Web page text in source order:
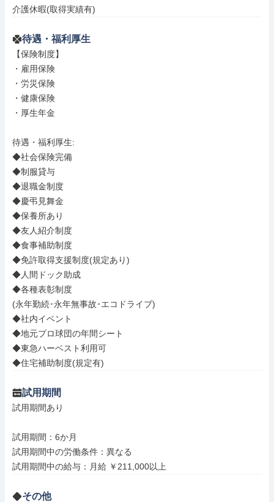
介護休暇(取得実績有)
待遇・福利厚生
【保険制度】
・雇用保険
・労災保険
・健康保険
・厚生年金
待遇・福利厚生:
◆社会保険完備
◆制服貸与
◆退職金制度
◆慶弔見舞金
◆保養所あり
◆友人紹介制度
◆食事補助制度
◆免許取得支援制度(規定あり)
◆人間ドック助成
◆各種表彰制度
(永年勤続･永年無事故･エコドライブ)
◆社内イベント
◆地元プロ球団の年間シート
◆東急ハーベスト利用可
◆住宅補助制度(規定有)
試用期間
試用期間あり
試用期間：6か月
試用期間中の労働条件：異なる
試用期間中の給与：月給 ￥211,000以上
その他